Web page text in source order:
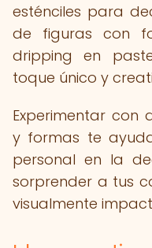
esténciles para
de figuras con
dripping en
toque único y
Experimentar con
y formas te
personal en la
sorprender a tus
visualmente